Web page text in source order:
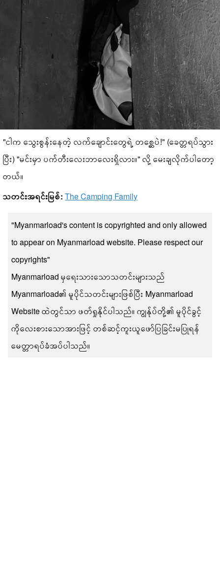
"ငါက သွေးစွန်းနေတဲ့ လက်ချောင်းတွေရဲ့ တစ္ဆေပဲ!" (ခေတ္တရပ်‌သွား
ပြီး) "မင်းမှာ ပက်တီးလေးဘာလေးရှိလား။" လို့ မေးချလိုက်ပါတော့
တယ်။
သတင်းအရင်းမြစ်:The Camping Family
"Myanmarload's content is copyrighted and only allowed
to appear on Myanmarload website. Please respect our
copyrights"
Myanmarload မှရေးသားသောသတင်းများသည်
Myanmarload၏ မူပိုင်သတင်းများဖြစ်ပြီး Myanmarload
Website ထဲတွင်သာ ဖတ်ရှုနိုင်ပါသည်။ ကျွန်ုပ်တို့၏ မူပိုင်ခွင့်
ကိုလေးစားသောအားဖြင့် တစ်ဆင့်ကူးယူဖော်ပြခြင်းမပြုရန်
မေတ္တာရပ်ခံအပ်ပါသည်။